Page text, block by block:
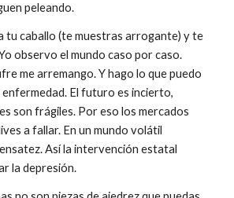
peleando.
tu caballo (te muestras arrogante) y te
observo el mundo caso por caso.
me arremango. Y hago lo que puedo
El futuro es incierto,
son frágiles. Por eso los mercados
a fallar. En un mundo volátil
Así la intervención estatal
la depresión.